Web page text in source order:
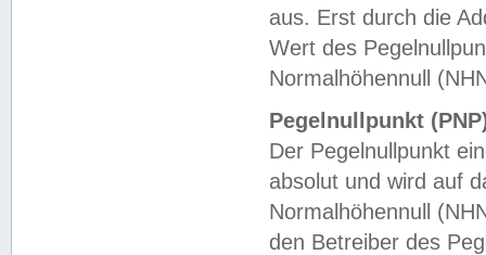
aus. Erst durch die
Wert des
Normalhöhennull
Pegelnullpunkt
Der Pegelnullpunkt
absolut und wird auf
Normalhöhennull
den Betreiber des